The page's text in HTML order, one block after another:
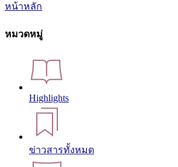
หน้าหลัก
หมวดหมู่
Highlights
ข่าวสารทั้งหมด